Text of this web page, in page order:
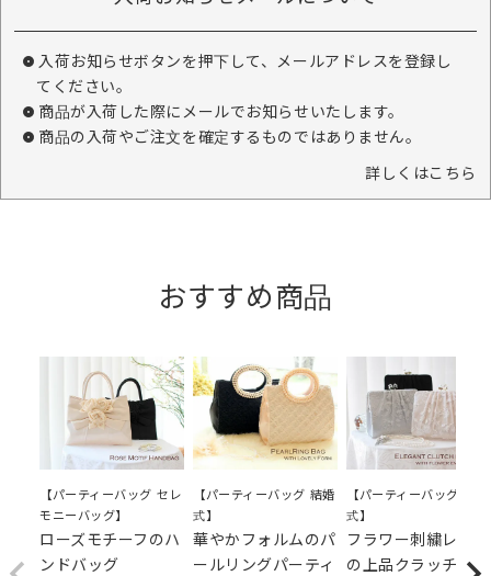
入荷お知らせボタンを押下して、メールアドレスを登録し
てください。
商品が入荷した際にメールでお知らせいたします。
商品の入荷やご注文を確定するものではありません。
詳しくはこちら
おすすめ商品
【パーティーバッグ セレ
モニーバッグ】
ローズモチーフのハ
ンドバッグ
【パーティーバッグ 結婚
式】
華やかフォルムのパ
ールリングパーティ
【パーティーバッグ 結婚
式】
フラワー刺繍レース
の上品クラッチ